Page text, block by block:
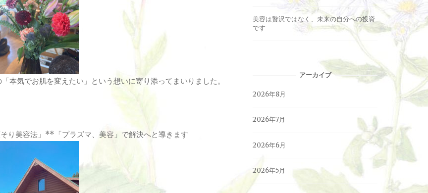
本気でお肌を変えたい」という想いに寄り添ってまいりました。
り美容法」**「プラズマ、美容」で解決へと導きます
美容は贅沢ではなく、未来の自分への投資
です
アーカイブ
2026年8月
2026年7月
2026年6月
2026年5月